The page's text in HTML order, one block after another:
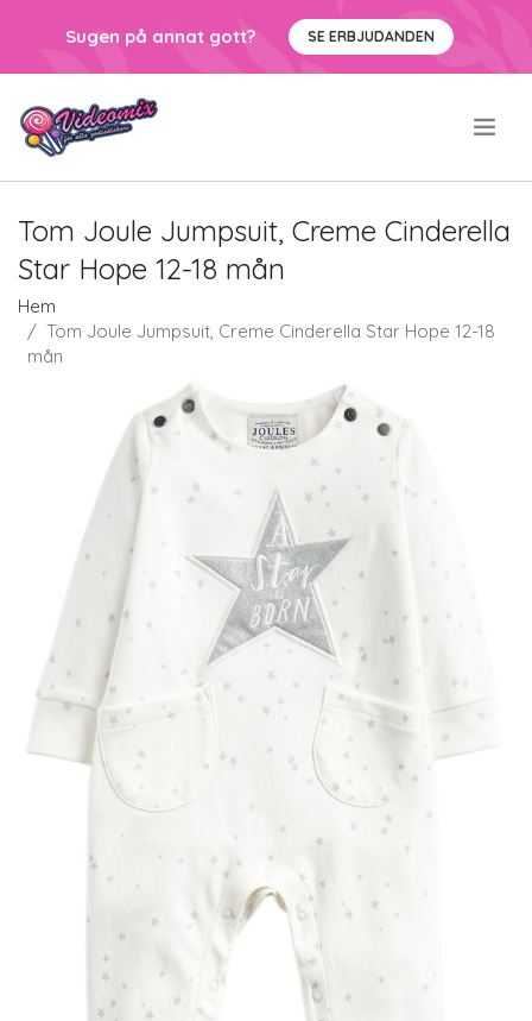
Sugen på annat gott? SE ERBJUDANDEN
Tom Joule Jumpsuit, Creme Cinderella
Star Hope 12-18 mån
Hem
Tom Joule Jumpsuit, Creme Cinderella Star Hope 12-18
mån